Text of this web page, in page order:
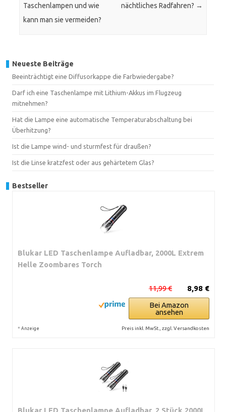
Taschenlampen und wie
kann man sie vermeiden?
nächtliches Radfahren? →
Neueste Beiträge
Beeinträchtigt eine Diffusorkappe die Farbwiedergabe?
Darf ich eine Taschenlampe mit Lithium-Akkus im Flugzeug
mitnehmen?
Hat die Lampe eine automatische Temperaturabschaltung bei
Überhitzung?
Ist die Lampe wind- und sturmfest für draußen?
Ist die Linse kratzfest oder aus gehärtetem Glas?
Bestseller
Blukar LED Taschenlampe Aufladbar, 2000L Extrem
Helle Zoombares Torch
8,98 €
11,99 €
Bei Amazon
ansehen
* Anzeige Preis inkl. MwSt., zzgl. Versandkosten
Blukar LED Taschenlampe Aufladbar, 2 Stück 2000L